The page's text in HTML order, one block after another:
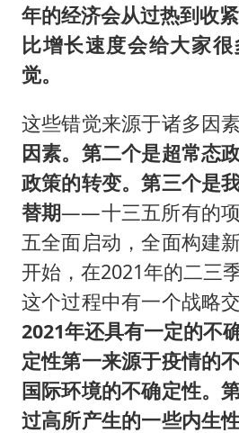
年的经济会从过热到收
比增长速度会给大家
觉。
这些错觉来源于诸多因素
因素。第二个是超常态
政策的转变。第三个是
替期——十三五所有的
五全面启动，全面构建
开始，在2021年的二三
这个过程中有一个战略
2021年还具有一定的不
定性第一来源于疫情的
国际环境的不确定性。
过高所产生的一些内生